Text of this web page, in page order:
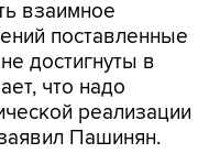
взаимное
поставленные
достигнуты в
что надо
реализации
Пашинян.